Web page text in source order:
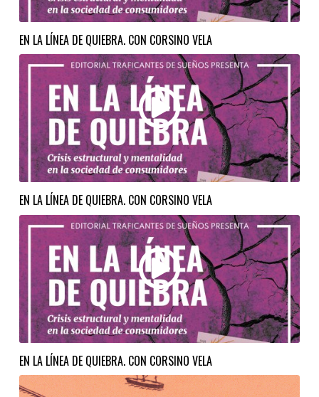
EN LA LÍNEA DE QUIEBRA. CON CORSINO VELA
EN LA LÍNEA DE QUIEBRA. CON CORSINO VELA
EN LA LÍNEA DE QUIEBRA. CON CORSINO VELA